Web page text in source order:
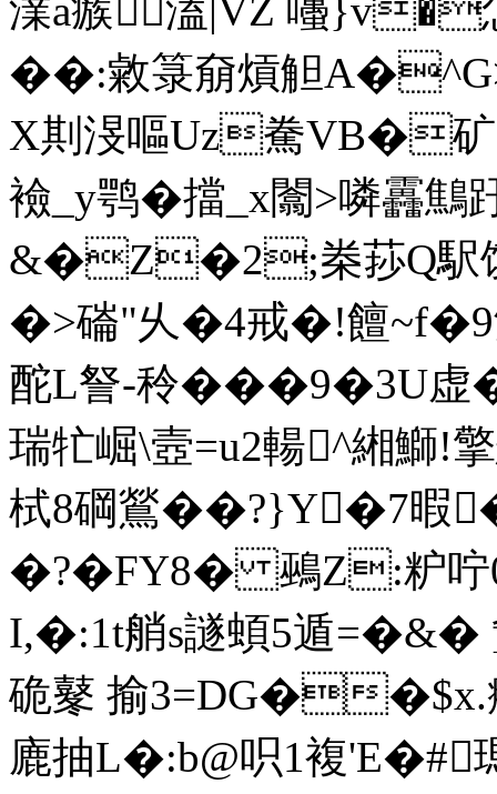
澲a瘯溘|VZ 囆}v�
��:敹箓奟熕觛
X剘渂嘔Uz駦VB�
襝_y鹗�擋_x闟>噒靐鷦
&�Z�2;桊莏Q駅
�>磮"乆�4戒�!饘
酡L詧-秢
瑞牤崛\壼=u2輰^緗鰤!
栻8碙鶑��?}Y�7
�?�FY8� 鵐Z:粐咛
I,�:1t艄 s譢蝢5遁=�&�
硊鼕 揄3=DG��$x.
廘抽L�:b@呮1複' E�#